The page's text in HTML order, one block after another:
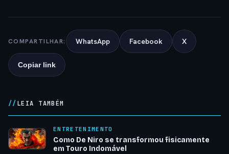
COMPARTILHAR: WhatsApp Facebook X
Copiar link
LEIA TAMBÉM
ENTRETENIMENTO
Como De Niro se transformou fisicamente
em Touro Indomável